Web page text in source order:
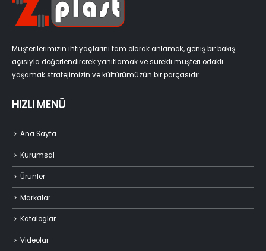
Müşterilerimizin ihtiyaçlarını tam olarak anlamak, geniş bir bakış
açısıyla değerlendirerek yanıtlamak ve sürekli müşteri odaklı
yaşamak stratejimizin ve kültürümüzün bir parçasıdır.
HIZLI MENÜ
Ana Sayfa
Kurumsal
Ürünler
Markalar
Kataloglar
Videolar